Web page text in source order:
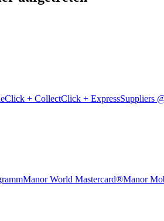
Click + CollectClick + ExpressSuppliers
Manor World Mastercard®Manor